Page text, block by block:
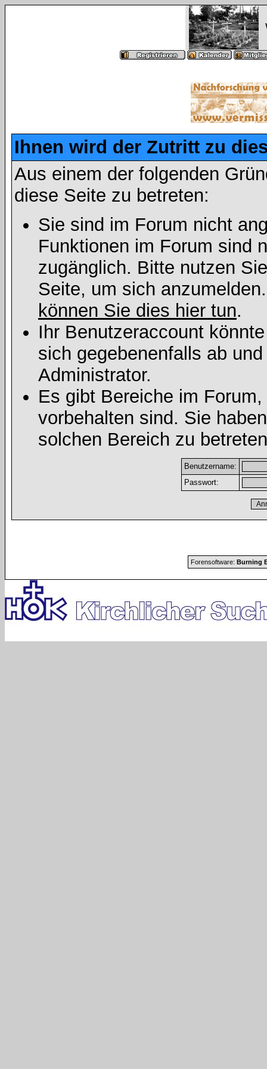
Ihnen wird der Zutritt zu
Aus einem der folgenden
diese Seite zu betreten:
Sie sind im Forum nicht
Funktionen im Forum sind
zugänglich. Bitte nutzen
Seite, um sich
können Sie dies hier tun.
Ihr Benutzeraccount
sich gegebenenfalls ab
Administrator.
Es gibt Bereiche im
vorbehalten sind. Sie
solchen Bereich zu
Benutzername:
Passwort:
Forensoftware: Burning